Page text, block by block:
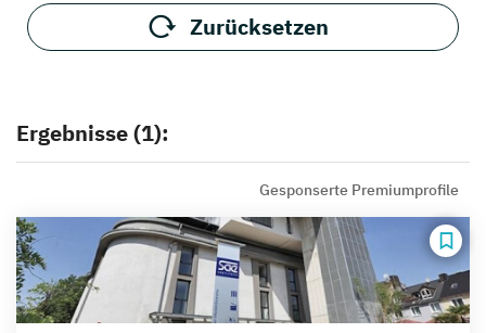
Zurücksetzen
Ergebnisse (1):
Gesponserte Premiumprofile